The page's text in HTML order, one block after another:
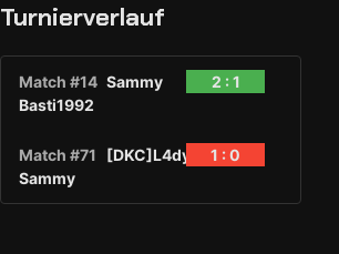
Turnierverlauf
Match #14 Sammy
2 : 1
Basti1992
Match #71 [DKC]L4dyVii 1 : 0
Sammy